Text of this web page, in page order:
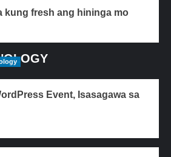
kung fresh ang hininga mo
Event, Isasagawa sa